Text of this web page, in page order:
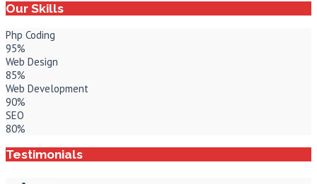
Our Skills
Php Coding
95%
Web Design
85%
Web Development
90%
SEO
80%
Testimonials